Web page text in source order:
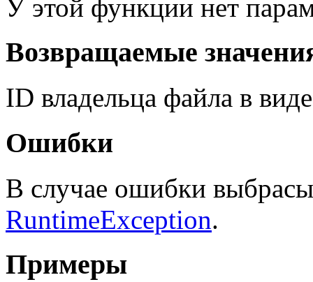
У этой функции нет
Возвращаемые
ID владельца файла в
Ошибки
В случае ошибки
RuntimeException.
Примеры